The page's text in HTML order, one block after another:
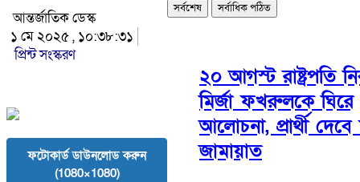
আন্তর্জাতিক ডেস্ক
১ মে ২০২৫ , ১০:৩৮:৩১
প্রিন্ট সংস্করণ
ফটোকার্ড ডাউনলোড করুন
(1080×1080)
সর্বশেষ সর্বাধিক পঠিত
২০ আগস্ট রাষ্ট্রপতি
মির্জা ফখরুলকে ঘিরে
আলোচনা, প্রার্থী দেবে
জামায়াত